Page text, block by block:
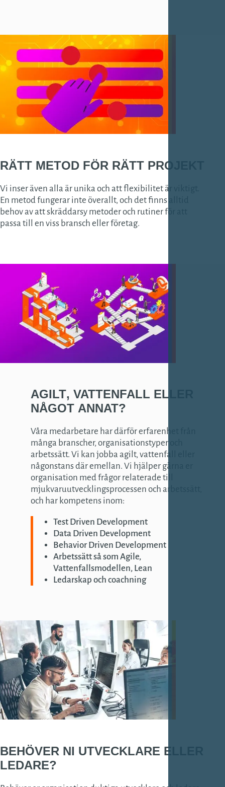
RÄTT METOD FÖR RÄTT PROJEKT
Vi inser även alla är unika och att flexibilitet är viktigt.
En metod fungerar inte överallt, och det finns alltid
behov av att skräddarsy metoder och rutiner för att
passa till en viss bransch eller företag.
AGILT, VATTENFALL ELLER
NÅGOT ANNAT?
Våra medarbetare har därför erfarenhet från
många branscher, organisationstyper och
arbetssätt. Vi kan jobba agilt, vattenfall eller
någonstans där emellan. Vi hjälper gärna er
organisation med frågor relaterade till
mjukvaruutvecklingsprocessen och arbetssätt,
och har kompetens inom:
Test Driven Development
Data Driven Development
Behavior Driven Development
Arbetssätt så som Agile,
Vattenfallsmodellen, Lean
Ledarskap och coachning
BEHÖVER NI UTVECKLARE ELLER
LEDARE?